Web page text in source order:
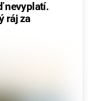
nevyplatí.
ráj za